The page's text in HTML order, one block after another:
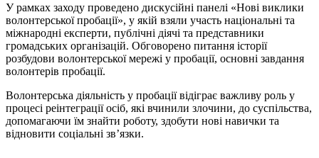
У рамках заходу проведено дискусійні панелі «Нові виклики
волонтерської пробації», у якій взяли участь національні та
міжнародні експерти, публічні діячі та представники
громадських організацій. Обговорено питання історії
розбудови волонтерської мережі у пробації, основні завдання
волонтерів пробації.
Волонтерська діяльність у пробації відіграє важливу роль у
процесі реінтеграції осіб, які вчинили злочини, до суспільства,
допомагаючи їм знайти роботу, здобути нові навички та
відновити соціальні зв’язки.